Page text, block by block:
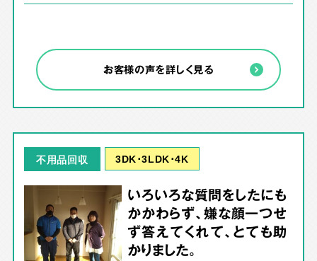
お客様の声を詳しく見る
不用品回収 3DK･3LDK･4K
いろいろな質問をしたにも
かかわらず、嫌な顔一つせ
ず答えてくれて、とても助
かりました。